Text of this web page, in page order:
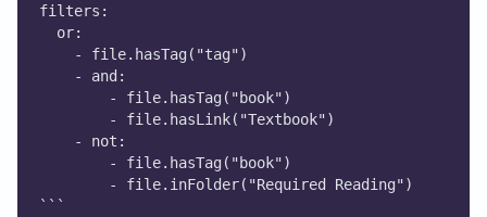
filters:
  or:
    - file.hasTag("tag")
    - and:
        - file.hasTag("book")
        - file.hasLink("Textbook")
    - not:
        - file.hasTag("book")
        - file.inFolder("Required Reading")
```